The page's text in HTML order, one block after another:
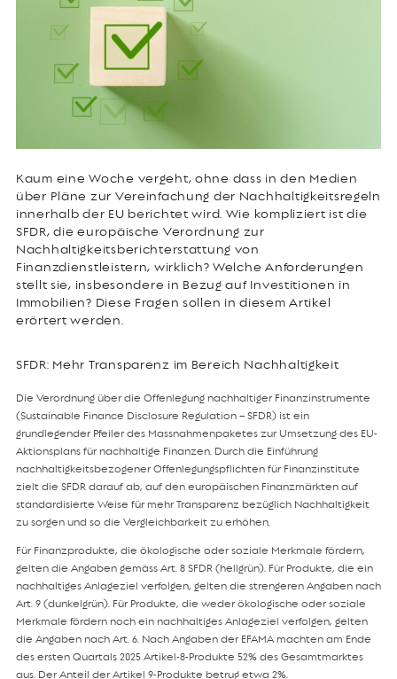
Kaum eine Woche vergeht, ohne dass in den Medien
über Pläne zur Vereinfachung der Nachhaltigkeitsregeln
innerhalb der EU berichtet wird. Wie kompliziert ist die
SFDR, die europäische Verordnung zur
Nachhaltigkeitsberichterstattung von
Finanzdienstleistern, wirklich? Welche Anforderungen
stellt sie, insbesondere in Bezug auf Investitionen in
Immobilien? Diese Fragen sollen in diesem Artikel
erörtert werden.
SFDR: Mehr Transparenz im Bereich Nachhaltigkeit
Die Verordnung über die Offenlegung nachhaltiger Finanzinstrumente
(Sustainable Finance Disclosure Regulation – SFDR) ist ein
grundlegender Pfeiler des Massnahmenpaketes zur Umsetzung des EU-
Aktionsplans für nachhaltige Finanzen. Durch die Einführung
nachhaltigkeitsbezogener Offenlegungspflichten für Finanzinstitute
zielt die SFDR darauf ab, auf den europäischen Finanzmärkten auf
standardisierte Weise für mehr Transparenz bezüglich Nachhaltigkeit
zu sorgen und so die Vergleichbarkeit zu erhöhen.
Für Finanzprodukte, die ökologische oder soziale Merkmale fördern,
gelten die Angaben gemäss Art. 8 SFDR (hellgrün). Für Produkte, die ein
nachhaltiges Anlageziel verfolgen, gelten die strengeren Angaben nach
Art. 9 (dunkelgrün). Für Produkte, die weder ökologische oder soziale
Merkmale fördern noch ein nachhaltiges Anlageziel verfolgen, gelten
die Angaben nach Art. 6. Nach Angaben der EFAMA machten am Ende
des ersten Quartals 2025 Artikel-8-Produkte 52% des Gesamtmarktes
aus. Der Anteil der Artikel 9-Produkte betrug etwa 2%.